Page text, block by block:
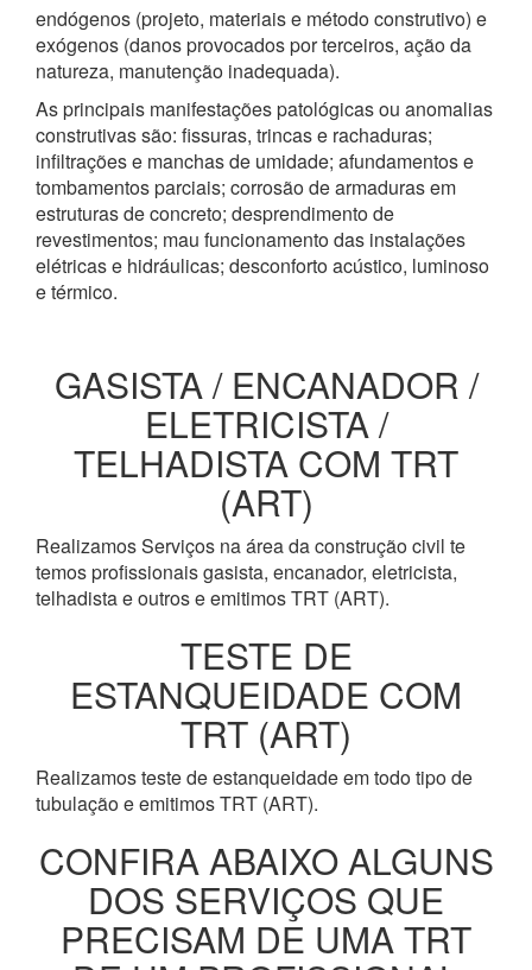
endógenos (projeto, materiais e método construtivo) e
exógenos (danos provocados por terceiros, ação da
natureza, manutenção inadequada).
As principais manifestações patológicas ou anomalias
construtivas são: fissuras, trincas e rachaduras;
infiltrações e manchas de umidade; afundamentos e
tombamentos parciais; corrosão de armaduras em
estruturas de concreto; desprendimento de
revestimentos; mau funcionamento das instalações
elétricas e hidráulicas; desconforto acústico, luminoso
e térmico.
GASISTA / ENCANADOR /
ELETRICISTA /
TELHADISTA COM TRT
(ART)
Realizamos Serviços na área da construção civil te
temos profissionais gasista, encanador, eletricista,
telhadista e outros e emitimos TRT (ART).
TESTE DE
ESTANQUEIDADE COM
TRT (ART)
Realizamos teste de estanqueidade em todo tipo de
tubulação e emitimos TRT (ART).
CONFIRA ABAIXO ALGUNS
DOS SERVIÇOS QUE
PRECISAM DE UMA TRT